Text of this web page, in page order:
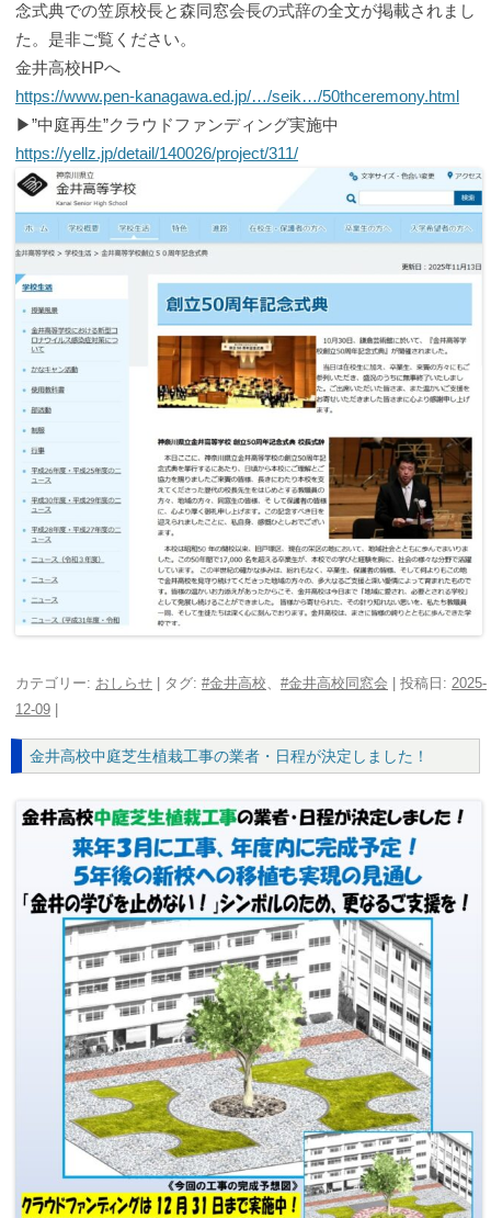
念式典での笠原校長と森同窓会長の式辞の全文が掲載されまし
た。是非ご覧ください。
金井高校HPへ
https://www.pen-kanagawa.ed.jp/…/seik…/50thceremony.html
▶”中庭再生”クラウドファンディング実施中
https://yellz.jp/detail/140026/project/311/
カテゴリー: おしらせ | タグ: #金井高校 #金井高校同窓会 | 投稿日: 2025-
12-09
金井高校中庭芝生植栽工事の業者・日程が決定しました！